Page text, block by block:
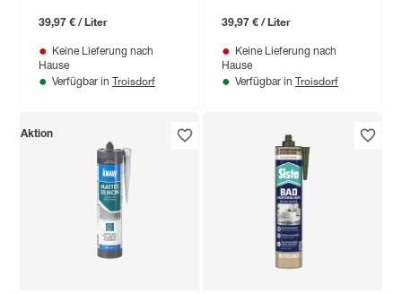
39,97 € / Liter
Keine Lieferung nach
Hause
Verfügbar in Troisdorf
39,97 € / Liter
Keine Lieferung nach
Hause
Verfügbar in Troisdorf
Aktion